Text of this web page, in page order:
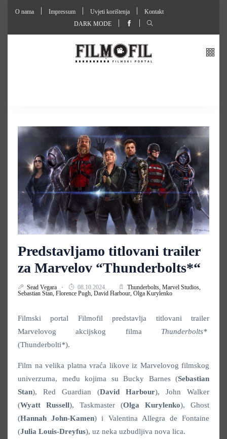
O nama Impressum Uvjeti korištenja
Kontakt
DARK MODE
Predstavljamo titlovani trailer
za Marvelov “Thunderbolts*“
Sead Vegara 08.10.2024. Thunderbolts, Marvel Studios,
Sebastian Stan, Florence Pugh, David Harbour, Olga Kurylenko
Filmski portal Filmofil predstavlja titlovani trailer
Marvelovog akcijskog filma Thunderbolts*
(Thunderbolti*).
Film na velika platna vraća likove iz Marvelovog filmskog
univerzuma, među kojima su Bucky Barnes (Sebastian
Stan), Red Guardian (David Harbour), John Walker
(Wyatt Russell), Taskmaster (Olga Kurylenko), Ghost
(Hannah John-Kamen) i Valentina Allegra de Fontaine
(Julia Louis-Dreyfus), uz neka uzbudljiva nova lica.